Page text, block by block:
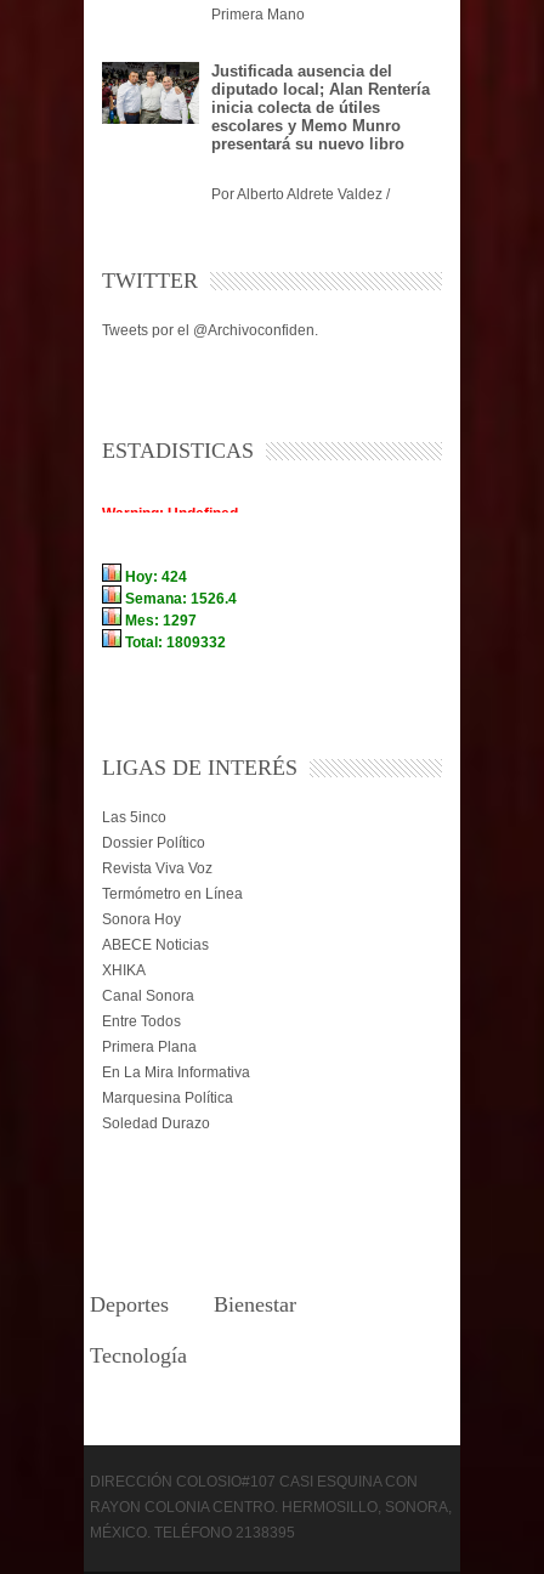
Primera Mano
Justificada ausencia del
diputado local; Alan Rentería
inicia colecta de útiles
escolares y Memo Munro
presentará su nuevo libro
Por Alberto Aldrete Valdez /
TWITTER
Tweets por el @Archivoconfiden.
ESTADISTICAS
LIGAS DE INTERÉS
Las 5inco
Dossier Político
Revista Viva Voz
Termómetro en Línea
Sonora Hoy
ABECE Noticias
XHIKA
Canal Sonora
Entre Todos
Primera Plana
En La Mira Informativa
Marquesina Política
Soledad Durazo
Deportes Bienestar
Tecnología
DIRECCIÓN COLOSIO#107 CASI ESQUINA CON
RAYON COLONIA CENTRO. HERMOSILLO, SONORA,
MÉXICO. TELÉFONO 2138395